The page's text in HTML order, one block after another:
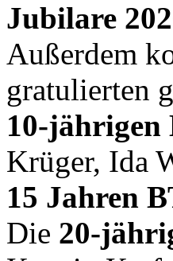
Jubilare
Außerdem
gratulierten
10-
Krüger, Ida
15 Jahren
Die 20-